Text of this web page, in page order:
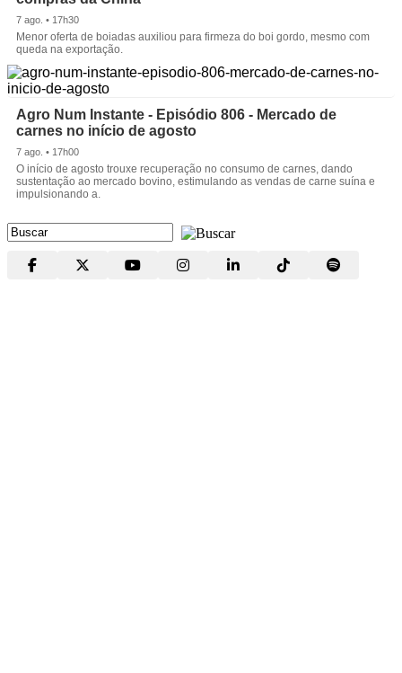
7 ago. • 17h30
Menor oferta de boiadas auxiliou para firmeza do boi gordo, mesmo com
queda na exportação.
Agro Num Instante - Episódio 806 - Mercado de
carnes no início de agosto
7 ago. • 17h00
O início de agosto trouxe recuperação no consumo de carnes, dando
sustentação ao mercado bovino, estimulando as vendas de carne suína e
impulsionando a.